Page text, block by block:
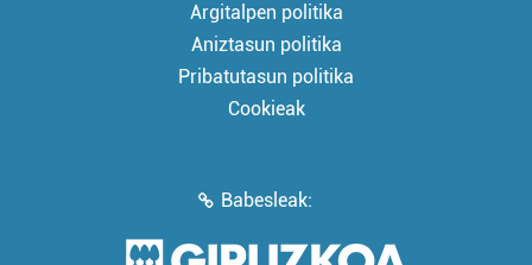
Argitalpen politika
Aniztasun politika
Pribatutasun politika
Cookieak
Babesleak: